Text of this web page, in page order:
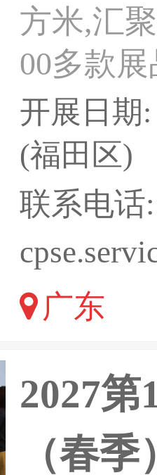
方米,汇
00多款
地区
名。千
和地区的
达成合
86位演
开展日期
(福田区)
联系电话
广东
2027
（春季